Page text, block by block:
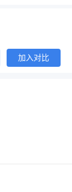
加入对比